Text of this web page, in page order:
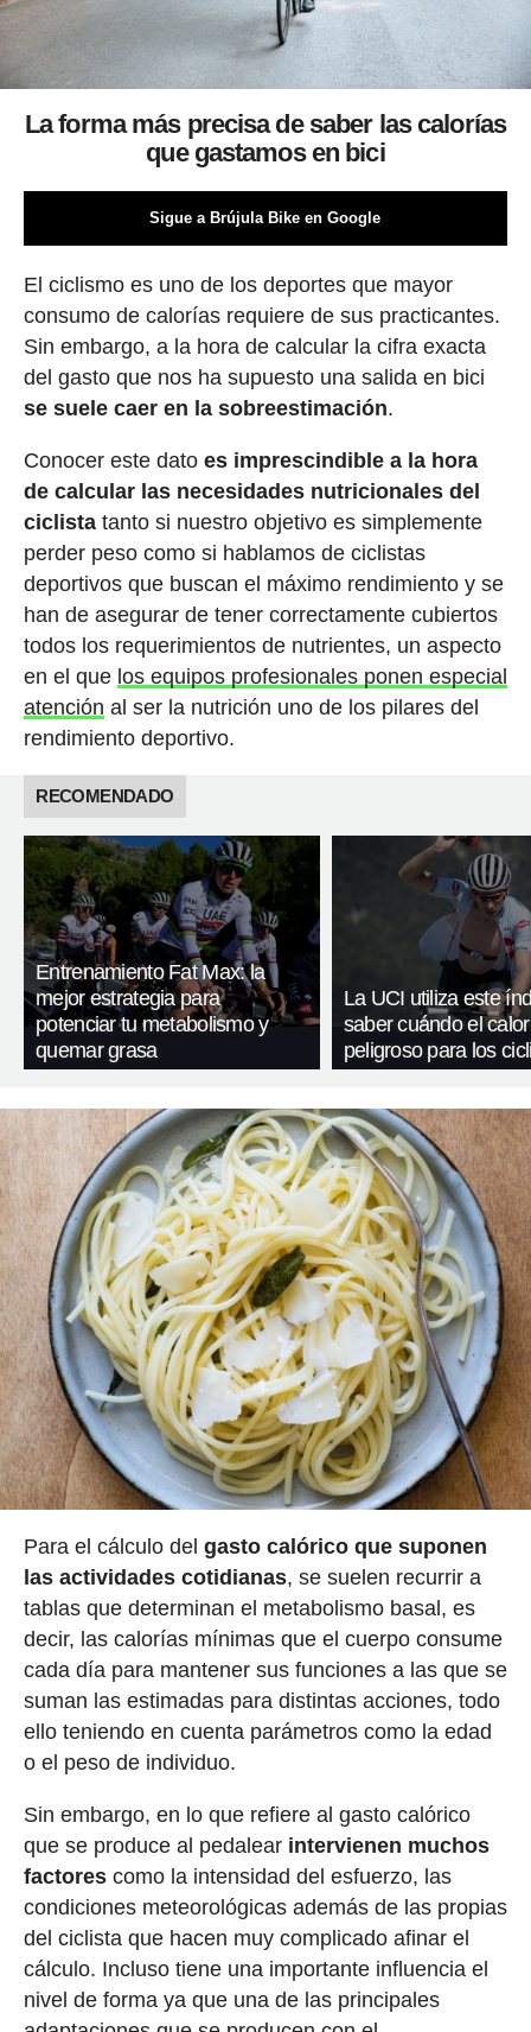
La forma más precisa de saber las calorías
que gastamos en bici
Sigue a Brújula Bike en Google
El ciclismo es uno de los deportes que mayor
consumo de calorías requiere de sus practicantes.
Sin embargo, a la hora de calcular la cifra exacta
del gasto que nos ha supuesto una salida en bici
se suele caer en la sobreestimación.
Conocer este dato es imprescindible a la hora
de calcular las necesidades nutricionales del
ciclistatanto si nuestro objetivo es simplemente
perder peso como si hablamos de ciclistas
deportivos que buscan el máximo rendimiento y se
han de asegurar de tener correctamente cubiertos
todos los requerimientos de nutrientes, un aspecto
en el que los equipos profesionales ponen especial
atención al ser la nutrición uno de los pilares del
rendimiento deportivo.
RECOMENDADO
Entrenamiento Fat Max: la
mejor estrategia para
potenciar tu metabolismo y
quemar grasa
La UCI utiliza este
saber cuándo el
peligroso para los
Para el cálculo del gasto calórico que suponen
las actividades cotidianas, se suelen recurrir a
tablas que determinan el metabolismo basal, es
decir, las calorías mínimas que el cuerpo consume
cada día para mantener sus funciones a las que se
suman las estimadas para distintas acciones, todo
ello teniendo en cuenta parámetros como la edad
o el peso de individuo.
Sin embargo, en lo que refiere al gasto calórico
que se produce al pedalear intervienen muchos
factorescomo la intensidad del esfuerzo, las
condiciones meteorológicas además de las propias
del ciclista que hacen muy complicado afinar el
cálculo. Incluso tiene una importante influencia el
nivel de forma ya que una de las principales